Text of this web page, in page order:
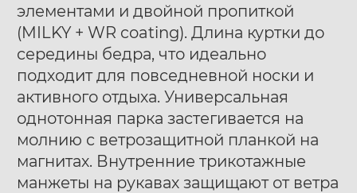
элементами и двойной пропиткой
(MILKY + WR coating). Длина куртки до
середины бедра, что идеально
подходит для повседневной носки и
активного отдыха. Универсальная
однотонная парка застегивается на
молнию с ветрозащитной планкой на
магнитах. Внутренние трикотажные
манжеты на рукавах защищают от ветра